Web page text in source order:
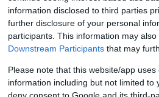
information disclosed to third parties
further disclosure of your personal
participants. This information may
Downstream Participants that may
Please note that this website/app
information including but not limited to
deny consent to Google and its third-
Oliver